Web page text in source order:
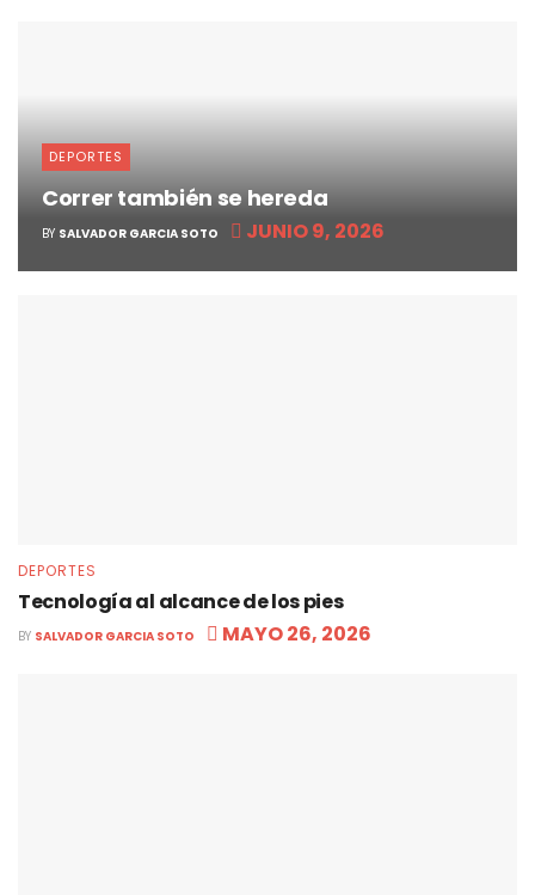
DEPORTES
Correr también se hereda
BY SALVADOR GARCIA SOTO JUNIO 9, 2026
DEPORTES
Tecnología al alcance de los pies
BY SALVADOR GARCIA SOTO MAYO 26, 2026